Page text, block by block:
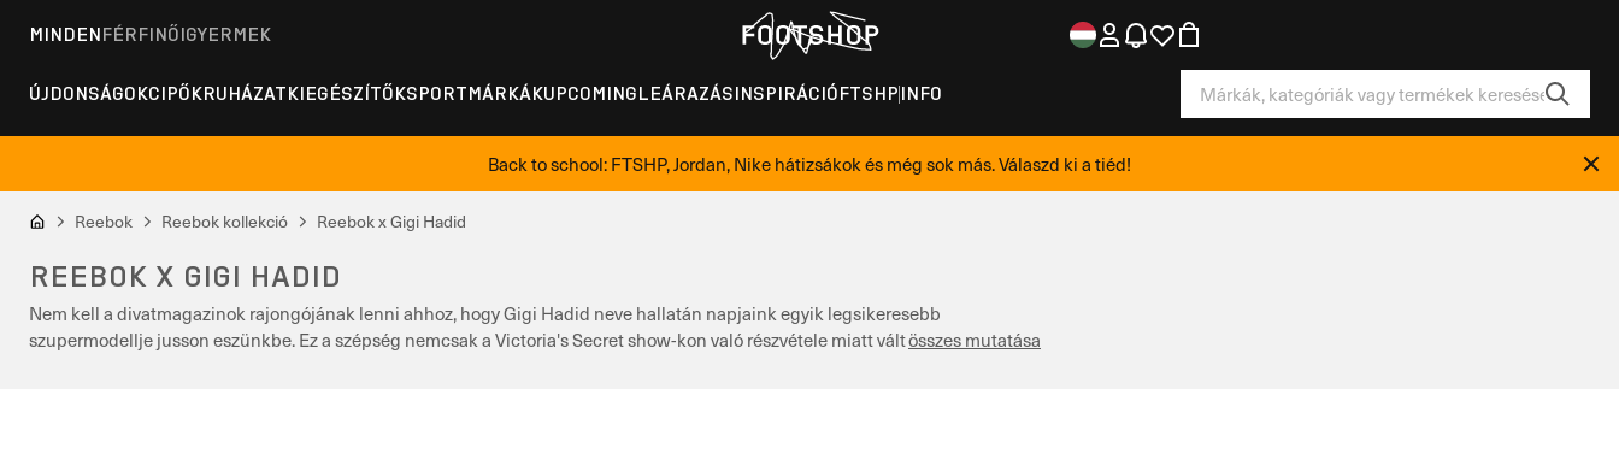
MINDENFÉRFINŐIGYERMEK
ÚJDONSÁGOKCIPŐKRUHÁZATKIEGÉSZÍTŐKSPORTMÁRKÁKUPCOMINGLEÁRAZÁSINSPIRÁCIÓFTSHP INFO
Back to school: FTSHP, Jordan, Nike hátizsákok és még sok más. Válaszd ki a tiéd!
Reebok Reebok kollekció Reebok x Gigi Hadid
REEBOK X GIGI HADID
Nem kell a divatmagazinok rajongójának lenni ahhoz, hogy Gigi Hadid neve hallatán napjaink egyik legsikeresebb
szupermodellje jusson eszünkbe. Ez a szépség nemcsak a Victoria's Secret show-kon való részvétele miatt vált ismertté, …
összes mutatása